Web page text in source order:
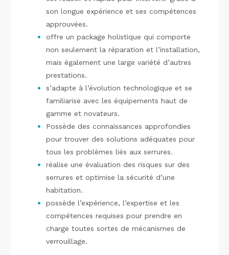
son longue expérience et ses compétences
approuvées.
offre un package holistique qui comporte
non seulement la réparation et l’installation,
mais également une large variété d’autres
prestations.
s’adapte à l’évolution technologique et se
familiarise avec les équipements haut de
gamme et novateurs.
Possède des connaissances approfondies
pour trouver des solutions adéquates pour
tous les problèmes liés aux serrures.
réalise une évaluation des risques sur des
serrures et optimise la sécurité d’une
habitation.
possède l’expérience, l’expertise et les
compétences requises pour prendre en
charge toutes sortes de mécanismes de
verrouillage.